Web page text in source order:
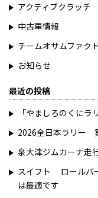
アクティブクラッチ
中古車情報
チームオサムファク
お知らせ
最近の投稿
「やましろのくに
2026全日本ラリー
泉大津ジムカーナ走
スイフト ロールバ
は最適です